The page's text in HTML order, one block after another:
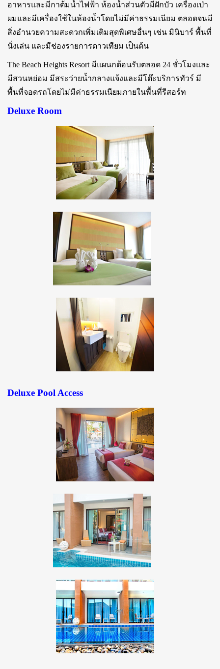
อาหารและมีกาต้มน้ำไฟฟ้า ห้องน้ำส่วนตัวมีฝักบัว เครื่องเป่า
ผมและมีเครื่องใช้ในห้องน้ำโดยไม่มีค่าธรรมเนียม ตลอดจนมี
สิ่งอำนวยความสะดวกเพิ่มเติมสุดพิเศษอื่นๆ เช่น มินิบาร์ พื้นที่
นั่งเล่น และมีช่องรายการดาวเทียม เป็นต้น
The Beach Heights Resort มีแผนกต้อนรับตลอด 24 ชั่วโมงและ
มีสวนหย่อม มีสระว่ายน้ำกลางแจ้งและมีโต๊ะบริการทัวร์ มี
พื้นที่จอดรถโดยไม่มีค่าธรรมเนียมภายในพื้นที่รีสอร์ท
Deluxe Room
Deluxe Pool Access